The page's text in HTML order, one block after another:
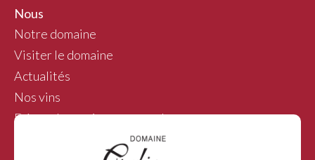
Nous
Notre domaine
Visiter le domaine
Actualités
Nos vins
Démarche environnementale